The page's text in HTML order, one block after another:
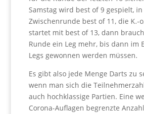
Samstag wird best of 9 gespielt,
Zwischenrunde best of 11, die K.-
startet mit best of 13, dann
Runde ein Leg mehr, bis dann im
Legs gewonnen werden müssen.
Es gibt also jede Menge Darts zu
wenn man sich die
auch hochklassige Partien. Eine
Corona-Auflagen begrenzte